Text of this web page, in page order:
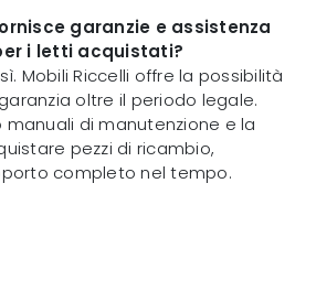
garanzie e assistenza
i letti acquistati?
Mobili Riccelli offre la possibilità
oltre il periodo legale.
manuali di manutenzione e la
pezzi di ricambio,
completo nel tempo.